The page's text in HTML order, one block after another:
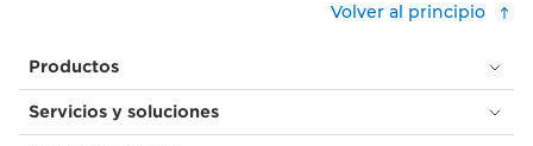
Volver al principio
Productos
Servicios y soluciones